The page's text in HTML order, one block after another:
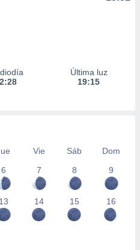
Última luz
19:15
Vie Sáb
Dom
6 7 8 9
13 14 15 16